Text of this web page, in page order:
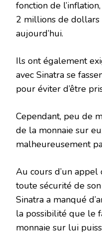
fonction de
2 millions de
aujourd’hui.
Ils ont également
avec Sinatra se
pour éviter d’être
Cependant, peu de
de la monnaie sur
malheureusement
Au cours d’un
toute sécurité de
Sinatra a manqué
la possibilité que le
monnaie sur lui